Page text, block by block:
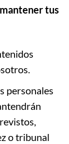
tus
personales
o tribunal